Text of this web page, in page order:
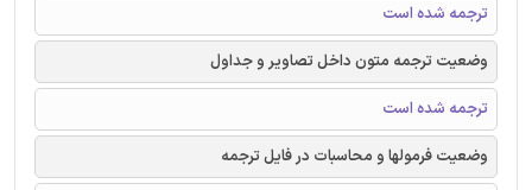
ترجمه شده است
وضعیت ترجمه متون داخل تصاویر و جداول
ترجمه شده است
وضعیت فرمولها و محاسبات در فایل ترجمه